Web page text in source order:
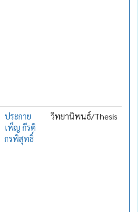
ประกาย
เพ็ญ กีรติ
กรพิสุทธิ์
วิทยานิพนธ์/Thesis